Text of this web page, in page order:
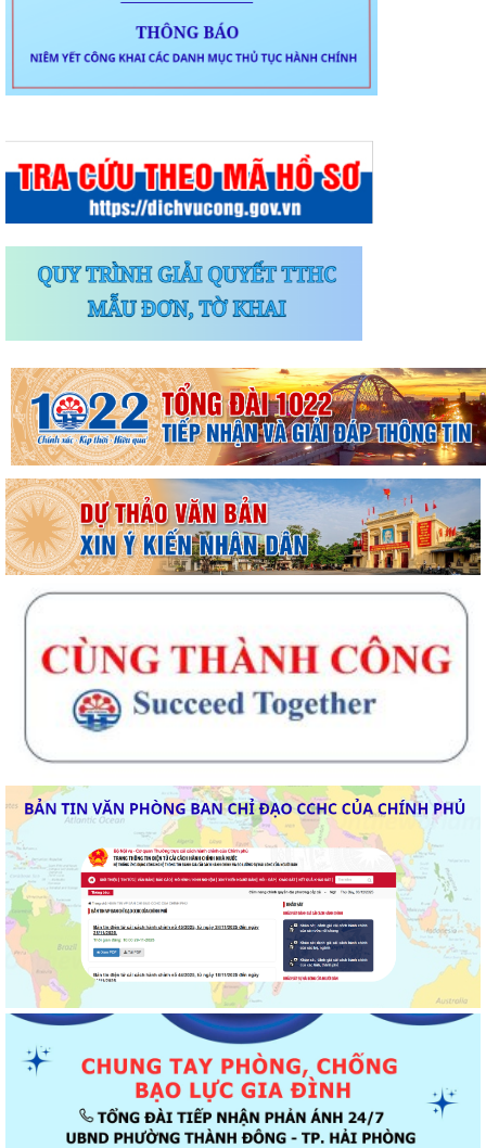
Tăng cường các giải pháp đấu tranh, ngăn chặn và xử lý hành vi xâm
Đảng ủy phường Thành Đông đẩy mạnh tuyên truyền, thực hiện Nghị
quyết số 27-NQ/TW về xây dựng và...
Phường Thành Đông tăng cương phân loại chất thải rắn sinh hoạt tại
nguồn: Hành động nhỏ, ý nghĩa...
Phường Thành Đông tham dự Hội nghị trực tuyến toán quốc nghiên
cứu, học tập, quán triệt và triển...
Công an phường Thành Đông cảnh báo: Sử dụng trái phép chất ma
túy có thể bị phạt tù đến 05 năm theo...
Đảng ủy phường Thành Đông đẩy mạnh tuyên truyền, quán triệt Kết
luận số 166-KL/TW của Bộ Chính trị...
Thư tri ân nhân Kỷ niệm 79 năm Ngày Thương binh - Liệt sĩ
Hải Phòng ban hành chính sách hỗ trợ người hoạt động không chuyên
trách thôn, tổ dân phố nghỉ ngay...
Tăng cường hưởng ứng Cuộc thi và Triển lãm ảnh nghệ thuật cấp
Quốc gia “Tự hào một dải biên cương”...
Phường Thành Đông tổ chức phiên họp Ban đại diện Hội đồng quản trị
ngân hàng chính sách xã hội quý...
Hơn 1.600 đoàn viên, người lao động trên địa bàn phường Thành Đông
tham gia bữa cơm công đoàn
Đảng ủy phường Thành Đông tổ chức lớp bồi dưỡng Lý luận chính trị
hè năm 2026 cho đội ngũ giáo viên
Phường Thành Đông tri ân Người có công
Công an phường Thành Đông dâng hương tại Di tích Nhà tù Hải Dương
nhân kỷ niệm 79 năm Ngày Thương...
Phường Thành Đông tri ân các gia đình chính sách nhân dịp 27/7